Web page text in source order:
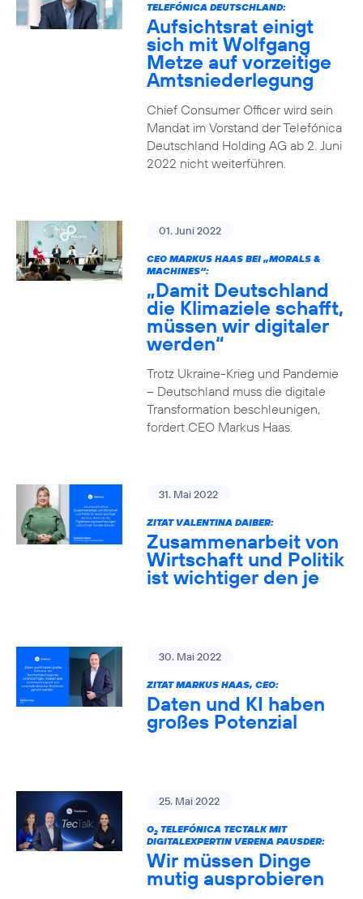
TELEFÓNICA DEUTSCHLAND:
Aufsichtsrat einigt
sich mit Wolfgang
Metze auf vorzeitige
Amtsniederlegung
Chief Consumer Officer wird sein
Mandat im Vorstand der Telefónica
Deutschland Holding AG ab 2. Juni
2022 nicht weiterführen.
01. Juni 2022
CEO MARKUS HAAS BEI „MORALS &
MACHINES“:
„Damit Deutschland
die Klimaziele schafft,
müssen wir digitaler
werden“
Trotz Ukraine-Krieg und Pandemie
– Deutschland muss die digitale
Transformation beschleunigen,
fordert CEO Markus Haas.
31. Mai 2022
ZITAT VALENTINA DAIBER:
Zusammenarbeit von
Wirtschaft und Politik
ist wichtiger den je
30. Mai 2022
ZITAT MARKUS HAAS, CEO:
Daten und KI haben
großes Potenzial
25. Mai 2022
O2TELEFÓNICA TECTALK MIT
DIGITALEXPERTIN VERENA PAUSDER:
Wir müssen Dinge
mutig ausprobieren